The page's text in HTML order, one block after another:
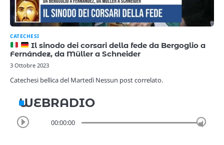
CATECHESI
Il sinodo dei corsari della fede da Bergoglio a
Fernández, da Müller a Schneider
3 Ottobre 2023
Catechesi bellica del Martedì Nessun post correlato.
WEBRADIO
00:00:00